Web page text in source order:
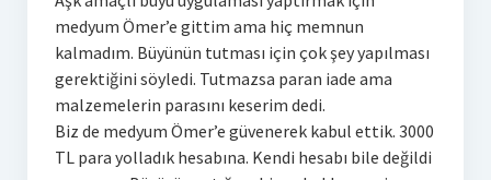
medyum Ömer’e gittim ama hiç memnun
kalmadım. Büyünün tutması için çok şey yapılması
gerektiğini söyledi. Tutmazsa paran iade ama
malzemelerin parasını keserim dedi.
Biz de medyum Ömer’e güvenerek kabul ettik. 3000
TL para yolladık hesabına. Kendi hesabı bile değildi